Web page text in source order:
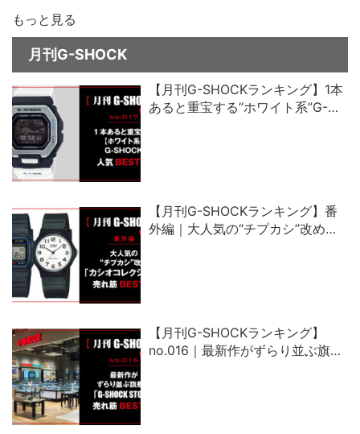
もっと見る
月刊G-SHOCK
【月刊G-SHOCKランキング】1本
あると重宝する“ホワイト系”G-
【月刊G-SHOCKランキング】番
外編｜大人気の“チプカシ”改め、
【月刊G-SHOCKランキング】
no.016｜最新作がずらり並ぶ旗艦